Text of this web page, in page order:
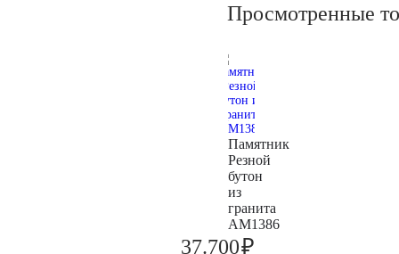
Просмотренные
Памятник
Резной
бутон
из
гранита
AM1386
37.700₽